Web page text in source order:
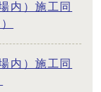
内）施工同
内）施工同